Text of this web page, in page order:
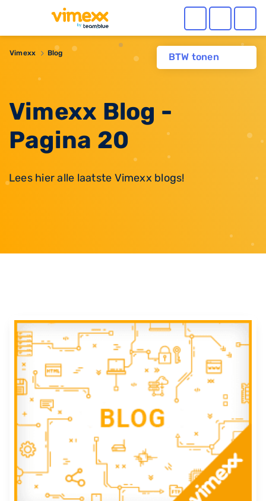
BTW tonen
Vimexx Blog
Vimexx Blog -
Pagina 20
Lees hier alle laatste Vimexx blogs!